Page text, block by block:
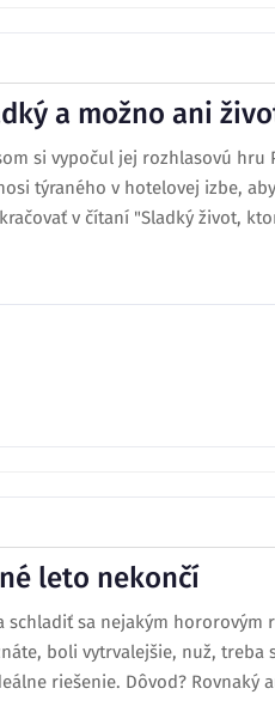
a možno ani
si vypočul jej rozhlasovú
týraného v hotelovej izbe,
v čítaní "Sladký život,
leto nekončí
sa nejakým hororovým
boli vytrvalejšie, nuž,
riešenie. Dôvod?